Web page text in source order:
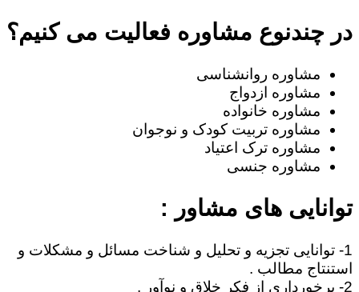
در چندنوع مشاوره فعالیت می کنیم؟
مشاوره روانشناسی
مشاوره ازدواج
مشاوره خانواده
مشاوره تربیت کودک و نوجوان
مشاوره ترک اعتیاد
مشاوره جنسی
توانایی های مشاور :
1- توانایی تجزیه و تحلیل و شناخت مسائل و مشکلات و
استنتاج مطالب .
2- برخورداری از فکر خلاق و نوآور .